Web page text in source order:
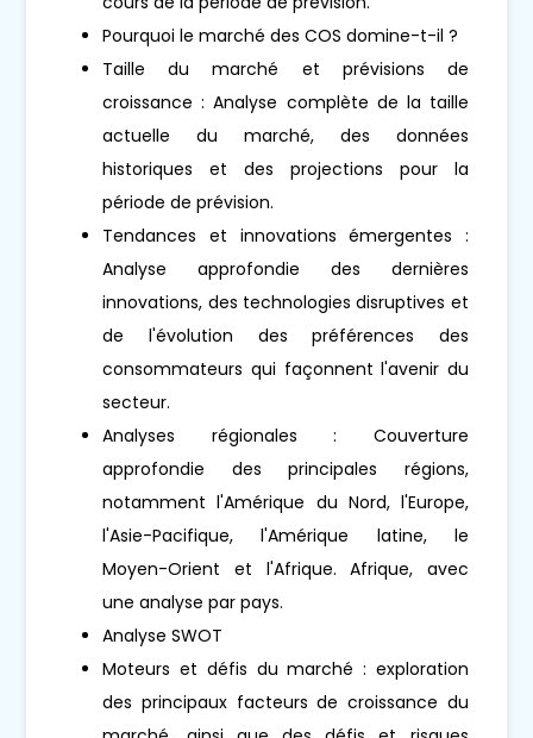
Pourquoi le marché des COS domine-t-il ?
Taille du marché et prévisions de
croissance : Analyse complète de la taille
actuelle du marché, des données
historiques et des projections pour la
période de prévision.
Tendances et innovations émergentes :
Analyse approfondie des dernières
innovations, des technologies disruptives et
de l'évolution des préférences des
consommateurs qui façonnent l'avenir du
secteur.
Analyses régionales : Couverture
approfondie des principales régions,
notamment l'Amérique du Nord, l'Europe,
l'Asie-Pacifique, l'Amérique latine, le
Moyen-Orient et l'Afrique. Afrique, avec
une analyse par pays.
Analyse SWOT
Moteurs et défis du marché : exploration
des principaux facteurs de croissance du